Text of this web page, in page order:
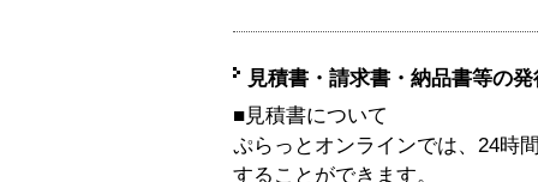
見積書・請求書・納品書等の
■見積書について
ぷらっとオンラインでは、24時
することができます。